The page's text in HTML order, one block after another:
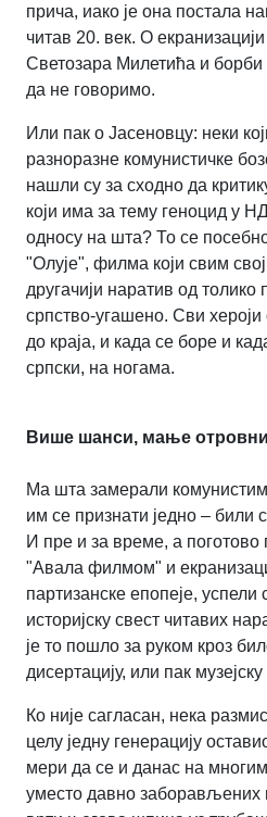
прича, иако је она постала
читав 20. век. О
Светозара Милетића и борби
да не говоримо.
Или пак о Јасеновцу: неки
разноразне комунистичке
нашли су за сходно да
који има за тему геноцид у
односу на шта? То се
"Олује", филма који свим
другачији наратив од толико
српство-угашено. Сви
до краја, и када се боре и
српски, на ногама.
Више шанси, мање
Ма шта замерали
им се признати једно – били
И пре и за време, а
"Авала филмом" и
партизанске епопеје, успели
историјску свест читавих
је то пошло за руком кроз
дисертацију, или пак музејску
Ко није сагласан, нека
целу једну генерацију
мери да се и данас на
уместо давно заборављених